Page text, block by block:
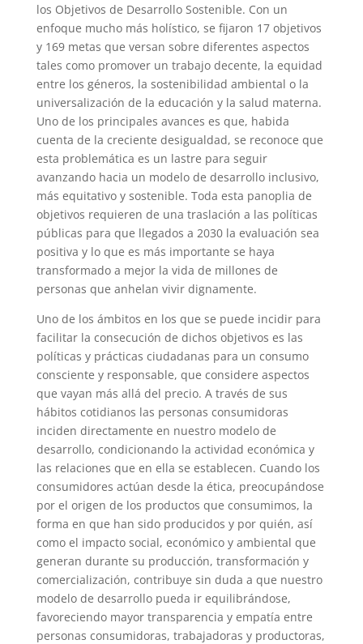
los Objetivos de Desarrollo Sostenible. Con un
enfoque mucho más holístico, se fijaron 17 objetivos
y 169 metas que versan sobre diferentes aspectos
tales como promover un trabajo decente, la equidad
entre los géneros, la sostenibilidad ambiental o la
universalización de la educación y la salud materna.
Uno de los principales avances es que, habida
cuenta de la creciente desigualdad, se reconoce que
esta problemática es un lastre para seguir
avanzando hacia un modelo de desarrollo inclusivo,
más equitativo y sostenible. Toda esta panoplia de
objetivos requieren de una traslación a las políticas
públicas para que llegados a 2030 la evaluación sea
positiva y lo que es más importante se haya
transformado a mejor la vida de millones de
personas que anhelan vivir dignamente.
Uno de los ámbitos en los que se puede incidir para
facilitar la consecución de dichos objetivos es las
políticas y prácticas ciudadanas para un consumo
consciente y responsable, que considere aspectos
que vayan más allá del precio. A través de sus
hábitos cotidianos las personas consumidoras
inciden directamente en nuestro modelo de
desarrollo, condicionando la actividad económica y
las relaciones que en ella se establecen. Cuando los
consumidores actúan desde la ética, preocupándose
por el origen de los productos que consumimos, la
forma en que han sido producidos y por quién, así
como el impacto social, económico y ambiental que
generan durante su producción, transformación y
comercialización, contribuye sin duda a que nuestro
modelo de desarrollo pueda ir equilibrándose,
favoreciendo mayor transparencia y empatía entre
personas consumidoras, trabajadoras y productoras,